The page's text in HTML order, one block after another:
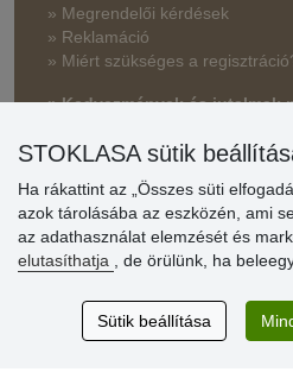
» Megrendelői kérdések
» Reklamáció
» Miért szükséges a
» Kedvezmények és jutalmak
Vásárlók
Excellent service
STOKLASA sütik
Ha rákattint az „Összes süti
azok tárolásába az eszközén, ami
az adathasználat elemzését és
elutasíthatja
, de örülünk, ha
Sütik beállítása